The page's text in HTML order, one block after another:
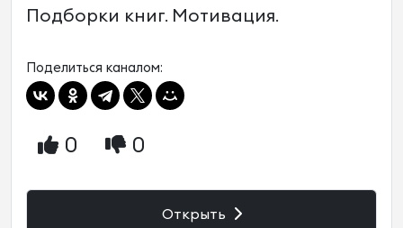
Подборки книг. Мотивация.
Поделиться каналом:
0 0
Открыть